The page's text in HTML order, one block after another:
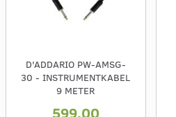
D'ADDARIO PW-AMSG-
30 - INSTRUMENTKABEL
9 METER
599,00